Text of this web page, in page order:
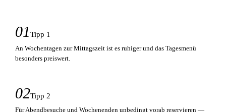
01 Tipp 1
An Wochentagen zur Mittagszeit ist es ruhiger und das Tagesmenü
besonders preiswert.
02Tipp 2
Für Abendbesuche und Wochenenden unbedingt vorab reservieren —